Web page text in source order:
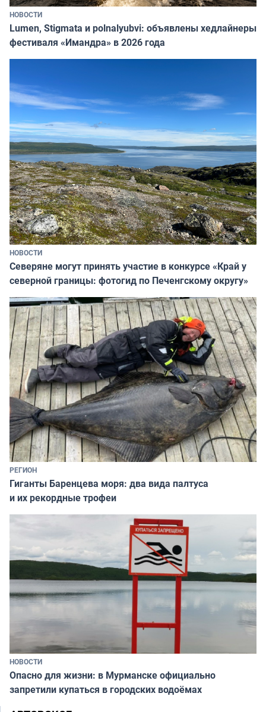
НОВОСТИ
Lumen, Stigmata и polnalyubvi: объявлены хедлайнеры
фестиваля «Имандра» в 2026 года
НОВОСТИ
Северяне могут принять участие в конкурсе «Край у
северной границы: фотогид по Печенгскому округу»
РЕГИОН
Гиганты Баренцева моря: два вида палтуса
и их рекордные трофеи
НОВОСТИ
Опасно для жизни: в Мурманске официально
запретили купаться в городских водоёмах